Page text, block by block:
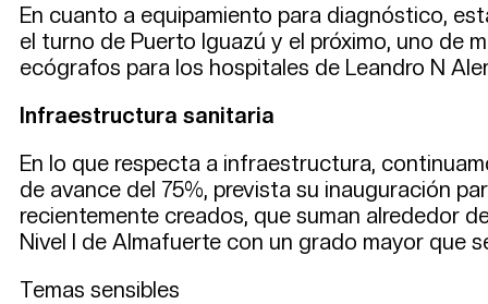
En cuanto a equipamiento para diagnóstico,
el turno de Puerto Iguazú y el próximo, uno de
ecógrafos para los hospitales de Leandro N
Infraestructura sanitaria
En lo que respecta a infraestructura,
de avance del 75%, prevista su inauguración
recientemente creados, que suman alrededor
Nivel I de Almafuerte con un grado mayor que
Temas sensibles